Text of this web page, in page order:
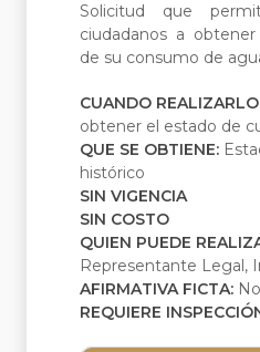
Solicitud que
ciudadanos a
de su consumo de
CUANDO
obtener el estado de
QUE SE OBTIENE:
histórico
SIN VIGENCIA
SIN COSTO
QUIEN PUEDE
Representante Legal,
AFIRMATIVA FICTA: No
REQUIERE